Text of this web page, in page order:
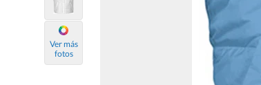
Ver más
fotos